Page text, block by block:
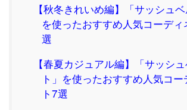
【秋冬きれいめ編】「サッシュベ
を使ったおすすめ人気コーディ
選
【春夏カジュアル編】「サッシ
ト」を使ったおすすめ人気コ
ト7選